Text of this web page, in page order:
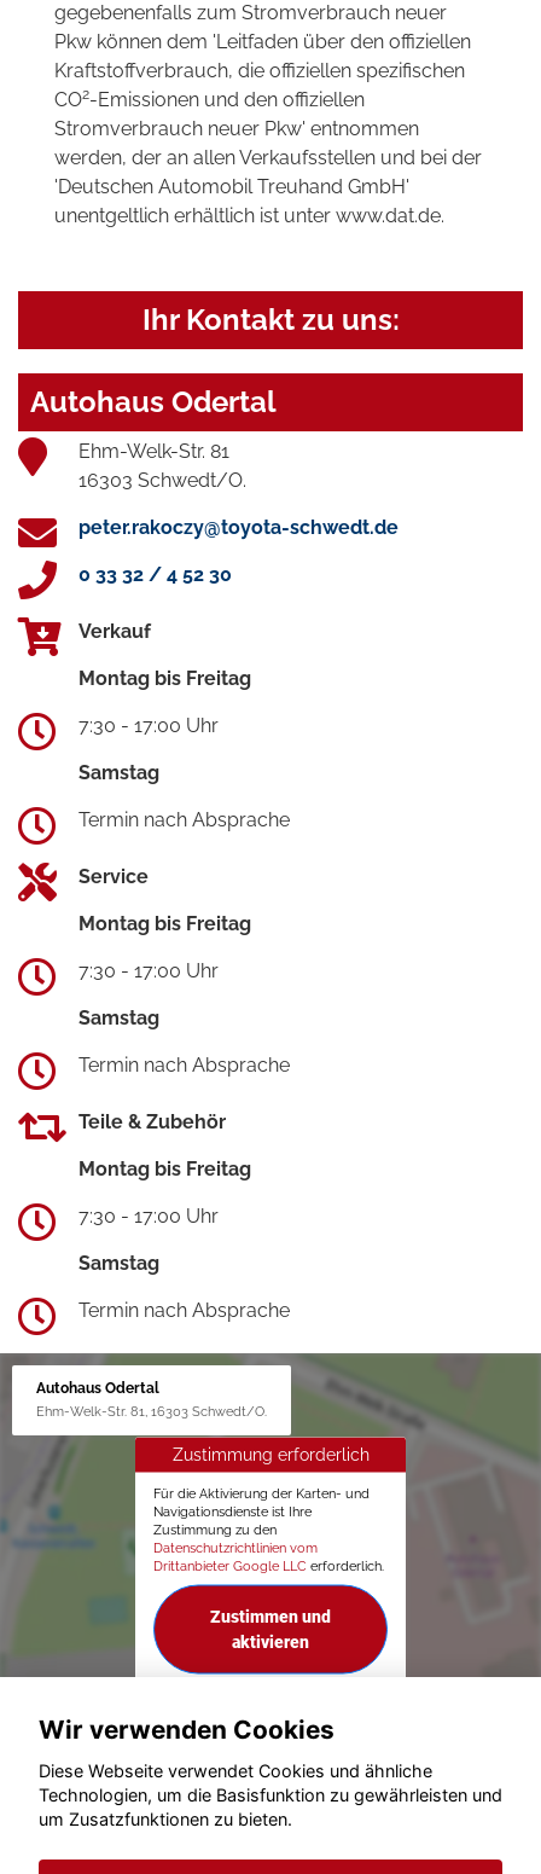
gegebenenfalls zum Stromverbrauch neuer
Pkw können dem 'Leitfaden über den offiziellen
Kraftstoffverbrauch, die offiziellen spezifischen
CO2-Emissionen und den offiziellen
Stromverbrauch neuer Pkw' entnommen
werden, der an allen Verkaufsstellen und bei der
'Deutschen Automobil Treuhand GmbH'
unentgeltlich erhältlich ist unter www.dat.de.
Ihr Kontakt zu uns:
Autohaus Odertal
Ehm-Welk-Str. 81
16303 Schwedt/O.
peter.rakoczy@toyota-schwedt.de
0 33 32 / 4 52 30
Verkauf
Montag bis Freitag
7:30 - 17:00 Uhr
Samstag
Termin nach Absprache
Service
Montag bis Freitag
7:30 - 17:00 Uhr
Samstag
Termin nach Absprache
Teile & Zubehör
Montag bis Freitag
7:30 - 17:00 Uhr
Samstag
Termin nach Absprache
Autohaus Odertal
Ehm-Welk-Str. 81, 16303 Schwedt/O.
Zustimmung erforderlich
Für die Aktivierung der Karten- und
Navigationsdienste ist Ihre
Zustimmung zu den
Datenschutzrichtlinien vom
Drittanbieter Google LLC erforderlich.
Zustimmen und
aktivieren
© konjunkturmotor.de GmbH 2020 - 2026
Wir verwenden Cookies
Diese Webseite verwendet Cookies und ähnliche
Technologien, um die Basisfunktion zu gewährleisten und
um Zusatzfunktionen zu bieten.